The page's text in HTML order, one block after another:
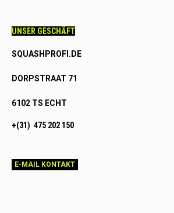
UNSER GESCHÄFT
SQUASHPROFI.DE
DORPSTRAAT 71
6102 TS ECHT
+(31) 475 202 150
E-MAIL KONTAKT